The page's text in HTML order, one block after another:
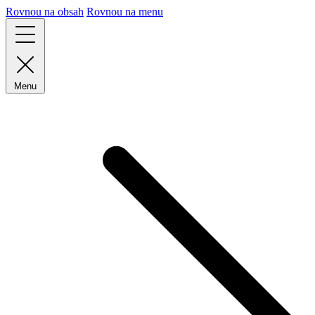
Rovnou na obsah Rovnou na menu
Menu